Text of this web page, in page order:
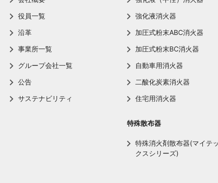
役員一覧
沿革
事業所一覧
グループ会社一覧
公告
サステナビリティ
強化液消火器
加圧式粉末ABC消火器
加圧式粉末BC消火器
自動車用消火器
二酸化炭素消火器
住宅用消火器
特殊散布器
特殊消火剤散布器(マイテ
クスシリーズ)